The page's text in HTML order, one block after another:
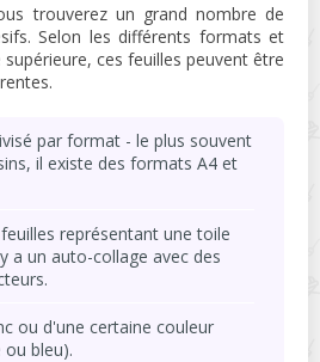
trouverez un grand nombre de
Selon les différents formats et
ces feuilles peuvent être
par format - le plus souvent
il existe des formats A4 et
représentant une toile
a un auto-collage avec des
ou d'une certaine couleur
bleu).